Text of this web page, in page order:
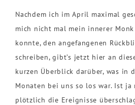
Nachdem ich im April maximal
mich nicht mal mein innerer
konnte, den angefangenen
schreiben, gibt’s jetzt hier an
kurzen Überblick darüber, was in
Monaten bei uns so los war. Ist ja
plötzlich die Ereignisse